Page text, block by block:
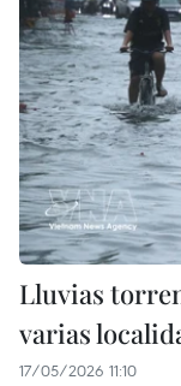
Lluvias
varias
17/05/2026 11:10